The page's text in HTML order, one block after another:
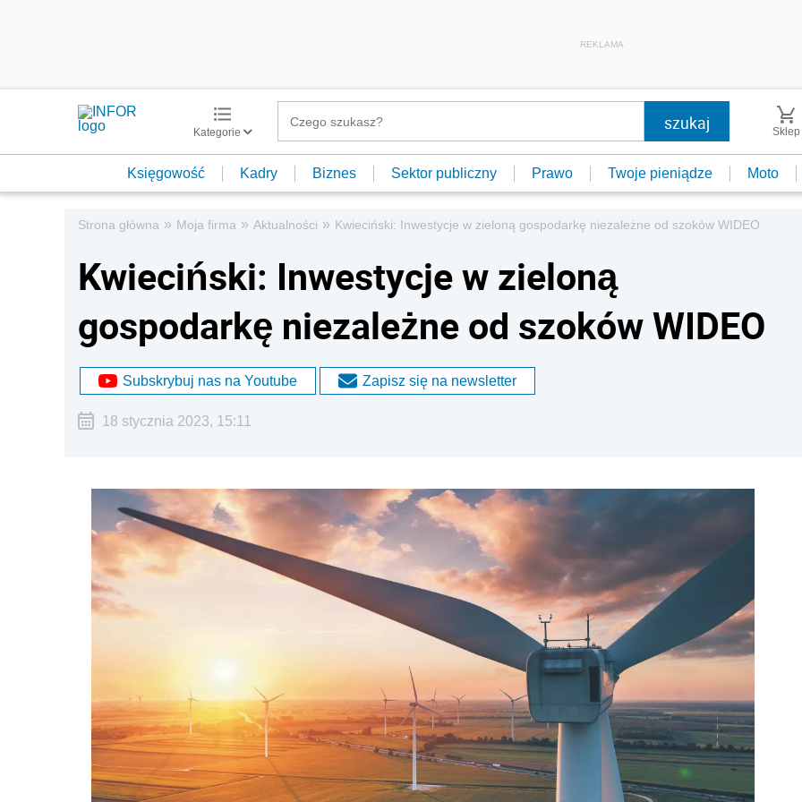
REKLAMA
Kategorie Sklep
Księgowość Kadry Biznes Sektor publiczny Prawo Twoje pieniądze Moto
Strona główna » Moja firma » Aktualności » Kwieciński: Inwestycje w zieloną gospodarkę niezależne od szoków WIDEO
Kwieciński: Inwestycje w zieloną
gospodarkę niezależne od szoków WIDEO
Subskrybuj nas na Youtube Zapisz się na newsletter
18 stycznia 2023, 15:11